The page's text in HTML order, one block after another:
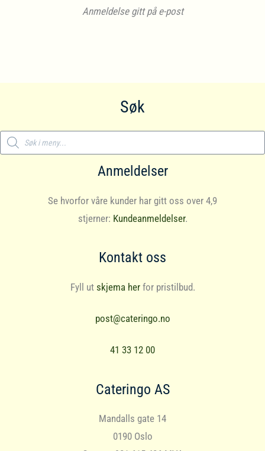
Anmeldelse gitt på e-post
Søk
Products
search
Anmeldelser
Se hvorfor våre kunder har gitt oss over 4,9
stjerner: Kundeanmeldelser.
Kontakt oss
Fyll ut skjema herfor pristilbud.
post@cateringo.no
41 33 12 00
Cateringo AS
Mandalls gate 14
0190 Oslo